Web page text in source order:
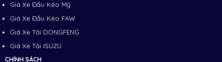
Giá Xe Đầu Kéo Mỹ
Giá Xe Đầu Kéo FAW
Giá Xe Tải DONGFENG
Giá Xe Tải ISUZU
CHÍNH SÁCH